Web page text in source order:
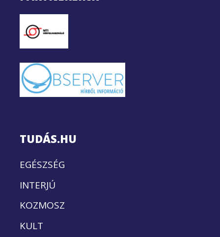
TUDÁS.HU
EGÉSZSÉG
INTERJÚ
KOZMOSZ
KULT